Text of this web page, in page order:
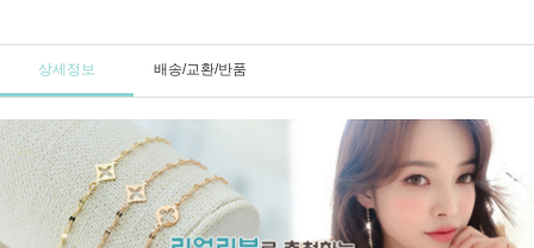
상세정보 배송/교환/반품